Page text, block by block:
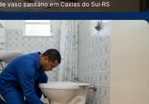
vaso sanitário em Caxias do Sul‑RS